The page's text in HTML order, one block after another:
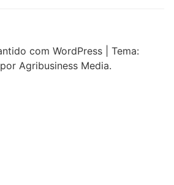
com WordPress
Tema:
Agribusiness Media.